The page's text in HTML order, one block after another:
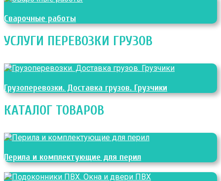
Сварочные работы
УСЛУГИ ПЕРЕВОЗКИ ГРУЗОВ
Грузоперевозки. Доставка грузов. Грузчики
КАТАЛОГ ТОВАРОВ
Перила и комплектующие для перил